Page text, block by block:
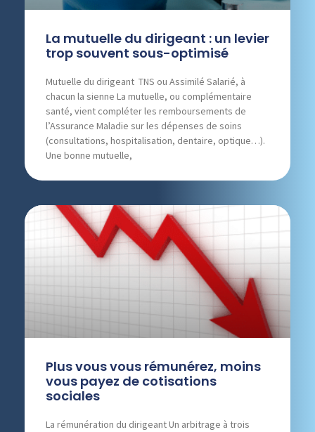
La mutuelle du dirigeant : un levier
trop souvent sous-optimisé
Mutuelle du dirigeant TNS ou Assimilé Salarié, à
chacun la sienne La mutuelle, ou complémentaire
santé, vient compléter les remboursements de
l’Assurance Maladie sur les dépenses de soins
(consultations, hospitalisation, dentaire, optique…).
Une bonne mutuelle,
Plus vous vous rémunérez, moins
vous payez de cotisations
sociales
La rémunération du dirigeant Un arbitrage à trois